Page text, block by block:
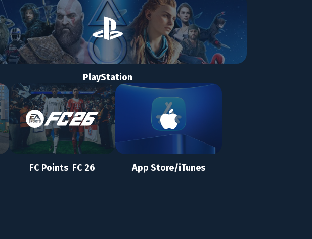
PlayStation
FC Points FC 26 App Store/iTunes